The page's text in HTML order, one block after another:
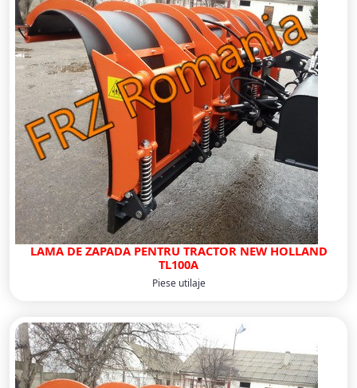
LAMA DE ZAPADA PENTRU TRACTOR NEW HOLLAND
TL100A
Piese utilaje